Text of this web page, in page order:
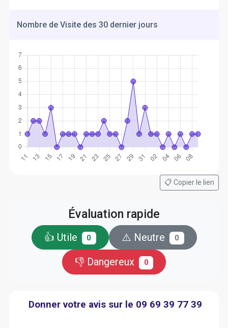
Nombre de Visite des 30 dernier jours
📋 Copier le lien
Évaluation rapide
👍 Utile 0 ⚠️ Neutre 0
👎 Dangereux 0
Donner votre avis sur le 09 69 39 77 39